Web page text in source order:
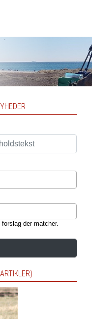
der matcher.